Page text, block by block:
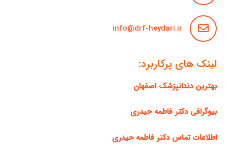
info@drf-heydari.ir
لینک های پرکاربرد:
بهترین دندانپزشک اصفهان
بیوگرافی دکتر فاطمه حیدری
اطلاعات تماس دکتر فاطمه حیدری